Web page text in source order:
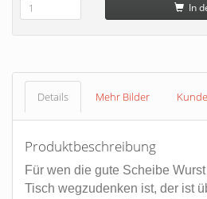
In
Details Mehr Bilder
Produktbeschreibung
Für wen die gute Scheibe
Tisch wegzudenken ist, der ist